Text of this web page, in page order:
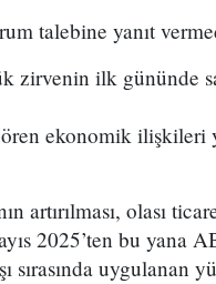
talebine yanıt
zirvenin ilk gününde
ekonomik
artırılması, olası
2025’ten bu yana
sırasında uygulanan